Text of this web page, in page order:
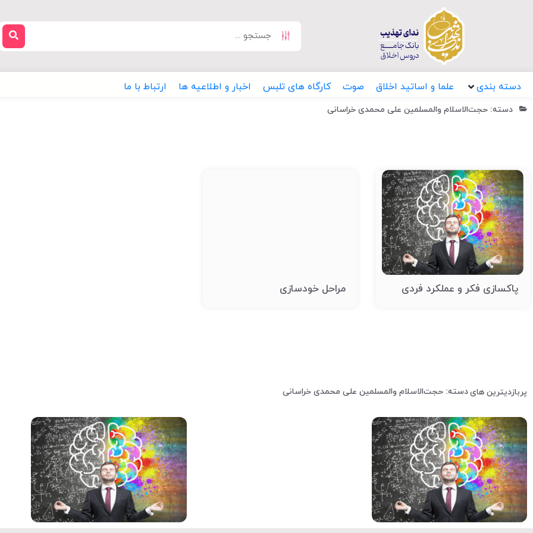
دسته بندی علما و اساتید اخلاق صوت کارگاه های تلبس اخبار و اطلاعیه ها ارتباط با ما
دسته: حجت‌الاسلام والمسلمین علی محمدی خراسانی
پاکسازی فکر و عملکرد فردی مراحل خودسازی
پربازدیترین هایدسته: حجت‌الاسلام والمسلمین علی محمدی خراسانی